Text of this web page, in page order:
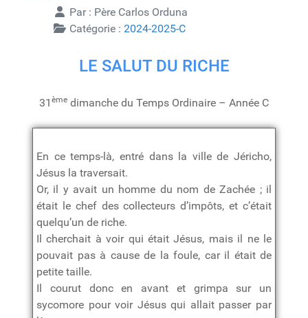
Par : Père Carlos Orduna
Catégorie : 2024-2025-C
LE SALUT DU RICHE
31 ème dimanche du Temps Ordinaire – Année C
En ce temps-là, entré dans la ville de Jéricho,
Jésus la traversait.
Or, il y avait un homme du nom de Zachée ; il
était le chef des collecteurs d’impôts, et c’était
quelqu’un de riche.
Il cherchait à voir qui était Jésus, mais il ne le
pouvait pas à cause de la foule, car il était de
petite taille.
Il courut donc en avant et grimpa sur un
sycomore pour voir Jésus qui allait passer par